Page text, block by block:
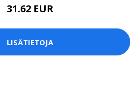
31.62 EUR
LISÄTIETOJA